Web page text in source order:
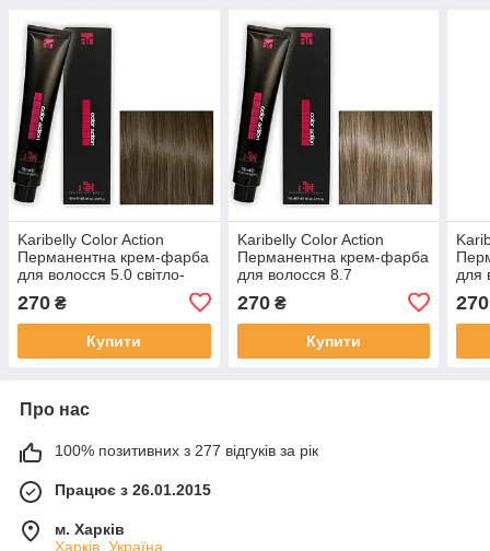
Karibelly Color Action
Перманентна крем-фарба
для волосся 5.0 свiтло-
270 ₴
Купити
Karibelly Color Action
Перманентна крем-фарба
для волосся 8.7
тютюновий свiтло-русявий
100 мл
270₴
Купити
для
270
Про нас
100% позитивних з 277 відгуків за рік
Працює з 26.01.2015
м. Харків
Харків, Україна